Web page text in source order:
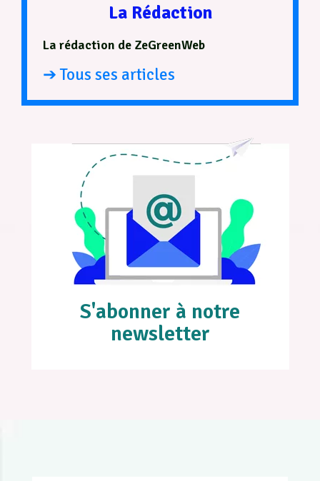
La Rédaction
La rédaction de ZeGreenWeb
➔ Tous ses articles
S'abonner à notre
newsletter